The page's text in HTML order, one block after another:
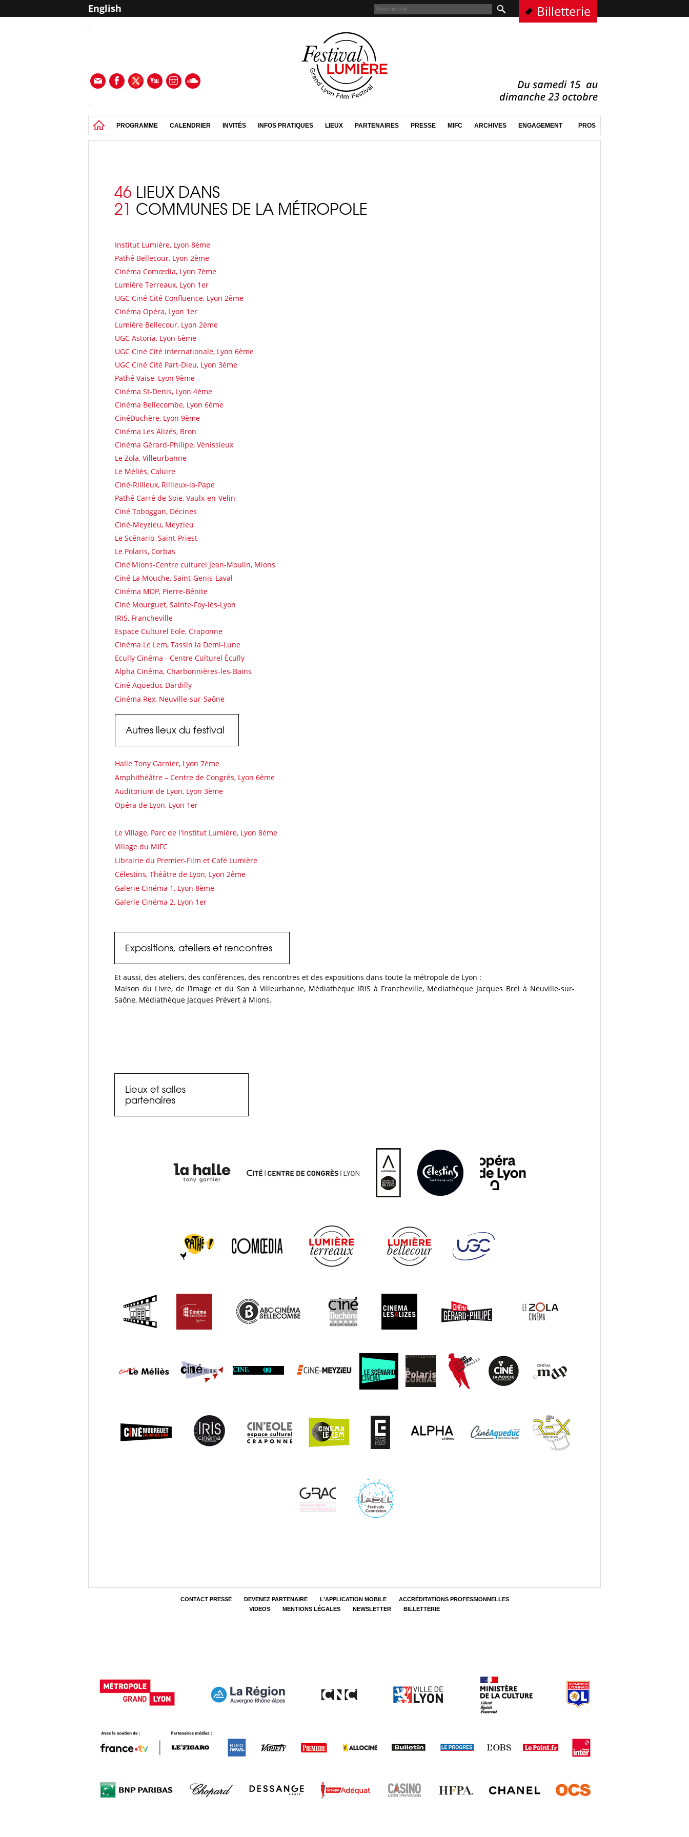
English Billetterie
PROGRAMME CALENDRIER INVITÉS INFOS PRATIQUES LIEUX PARTENAIRES PRESSE MIFC ARCHIVES ENGAGEMENT PROS
46 LIEUX DANS
21 COMMUNES DE LA MÉTROPOLE
Institut Lumière, Lyon 8ème
Pathé Bellecour, Lyon 2ème
Cinéma Comœdia, Lyon 7ème
Lumière Terreaux, Lyon 1er
UGC Ciné Cité Confluence, Lyon 2ème
Cinéma Opéra, Lyon 1er
Lumière Bellecour, Lyon 2ème
UGC Astoria, Lyon 6ème
UGC Ciné Cité internationale, Lyon 6ème
UGC Ciné Cité Part-Dieu, Lyon 3ème
Pathé Vaise, Lyon 9ème
Cinéma St-Denis, Lyon 4ème
Cinéma Bellecombe, Lyon 6ème
CinéDuchère, Lyon 9ème
Cinéma Les Alizés, Bron
Cinéma Gérard-Philipe, Vénissieux
Le Zola, Villeurbanne
Le Méliès, Caluire
Ciné-Rillieux, Rillieux-la-Pape
Pathé Carré de Soie, Vaulx-en-Velin
Ciné Toboggan, Décines
Ciné-Meyzieu, Meyzieu
Le Scénario, Saint-Priest
Le Polaris, Corbas
Ciné'Mions-Centre culturel Jean-Moulin, Mions
Ciné La Mouche, Saint-Genis-Laval
Cinéma MDP, Pierre-Bénite
Ciné Mourguet, Sainte-Foy-lès-Lyon
IRIS, Francheville
Espace Culturel Eole, Craponne
Cinéma Le Lem, Tassin la Demi-Lune
Ecully Cinéma - Centre Culturel Écully
Alpha Cinéma, Charbonnières-les-Bains
Ciné Aqueduc Dardilly
Cinéma Rex, Neuville-sur-Saône
Autres lieux du festival
Halle Tony Garnier, Lyon 7ème
Amphithéâtre – Centre de Congrès, Lyon 6ème
Auditorium de Lyon, Lyon 3ème
Opéra de Lyon, Lyon 1er
Le Village, Parc de l'Institut Lumière, Lyon 8ème
Village du MIFC
Librairie du Premier-Film et Café Lumière
Célestins, Théâtre de Lyon, Lyon 2ème
Galerie Cinéma 1, Lyon 8ème
Galerie Cinéma 2, Lyon 1er
Expositions, ateliers et rencontres
Et aussi, des ateliers, des conférences, des rencontres et des expositions dans toute la métropole de Lyon :
Maison du Livre, de l’Image et du Son à Villeurbanne, Médiathèque IRIS à Francheville, Médiathèque Jacques Brel à Neuville-sur-
Saône, Médiathèque Jacques Prévert à Mions.
Lieux et salles
partenaires
CONTACT PRESSE DEVENEZ PARTENAIRE L'APPLICATION MOBILE
ACCRÉDITATIONS PROFESSIONNELLES
VIDEOS
MENTIONS LÉGALES NEWSLETTER BILLETTERIE